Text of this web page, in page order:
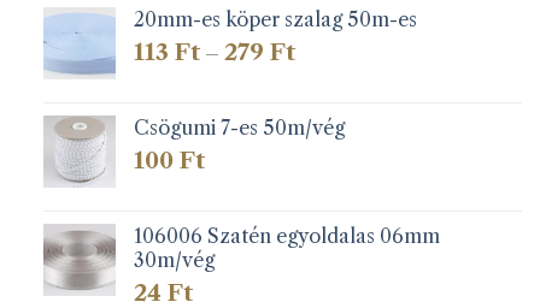
20mm-es köper szalag 50m-es
113 Ft – 279 FtÁrtartomány:
279 Ft
Csögumi 7-es 50m/vég
100 Ft
106006 Szatén egyoldalas 06mm
30m/vég
24 Ft